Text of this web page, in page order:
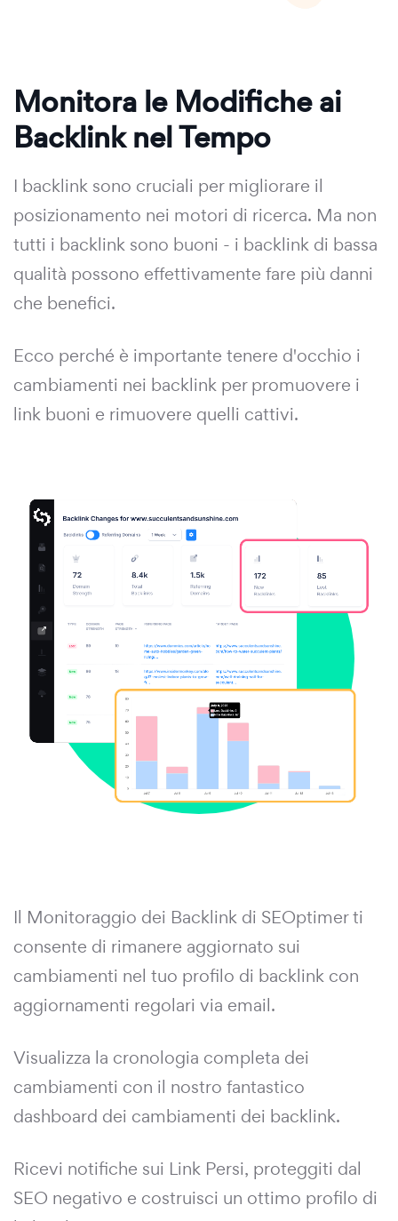
Monitora le Modifiche ai
Backlink nel Tempo
I backlink sono cruciali per migliorare il
posizionamento nei motori di ricerca. Ma non
tutti i backlink sono buoni - i backlink di bassa
qualità possono effettivamente fare più danni
che benefici.
Ecco perché è importante tenere d'occhio i
cambiamenti nei backlink per promuovere i
link buoni e rimuovere quelli cattivi.
Il Monitoraggio dei Backlink di SEOptimer ti
consente di rimanere aggiornato sui
cambiamenti nel tuo profilo di backlink con
aggiornamenti regolari via email.
Visualizza la cronologia completa dei
cambiamenti con il nostro fantastico
dashboard dei cambiamenti dei backlink.
Ricevi notifiche sui Link Persi, proteggiti dal
SEO negativo e costruisci un ottimo profilo di